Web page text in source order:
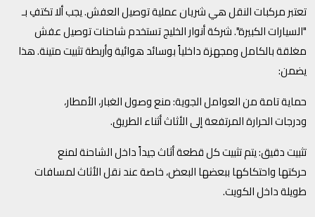
تعتبر مركبات النقل هي شريان عملية توصيل العفش. يجب ألا تكتفِ بـ
"السيارات الكبيرة". شركة أنوار الخليج تستخدم شاحنات توصيل عفش
مغلقة بالكامل ومجهزة داخلياً بوسائد هوائية وأربطة تثبيت متينة. هذا
يضمن:
حماية تامة من العوامل الجوية: منع وصول الغبار، الأمطار،
ودرجات الحرارة المرتفعة إلى الأثاث أثناء الطريق.
تثبيت دقيق: يتم تثبيت كل قطعة أثاث جيداً داخل الشاحنة لمنع
حركتها واحتكاكها ببعضها البعض، خاصة عند نقل الأثاث لمسافات
طويلة داخل الكويت.